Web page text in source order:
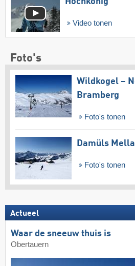
Video tonen
Foto's
Wildkogel –
Bramberg
Foto's tonen
Damüls
Foto's tonen
Actueel
Waar de sneeuw thuis is
Obertauern